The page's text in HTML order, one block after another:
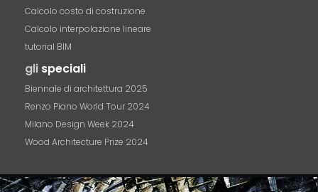
Calcolo costo di costruzione
Calcolo interpolazione lineare
tutorial BIM
gli speciali
Biennale di architettura 2025
Renzo Piano World Tour 2024
Milano Design Week 2024
Wood Architecture Prize 2024